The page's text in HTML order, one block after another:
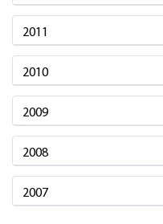
2011
2010
2009
2008
2007